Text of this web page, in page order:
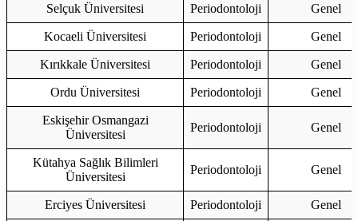
Selçuk Üniversitesi Periodontoloji Genel
Kocaeli Üniversitesi Periodontoloji Genel
Kırıkkale Üniversitesi Periodontoloji Genel
Ordu Üniversitesi Periodontoloji Genel
Eskişehir Osmangazi
Üniversitesi
Periodontoloji Genel
Kütahya Sağlık Bilimleri
Üniversitesi
Periodontoloji Genel
Erciyes Üniversitesi Periodontoloji Genel